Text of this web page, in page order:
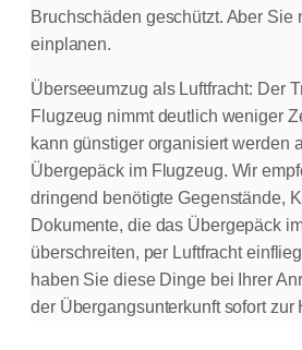
Bruchschäden geschützt. Aber Sie
einplanen.
Überseeumzug als Luftfracht: Der
Flugzeug nimmt deutlich weniger
kann günstiger organisiert werden
Übergepäck im Flugzeug. Wir
dringend benötigte Gegenstände,
Dokumente, die das Übergepäck
überschreiten, per Luftfracht
haben Sie diese Dinge bei Ihrer
der Übergangsunterkunft sofort zur